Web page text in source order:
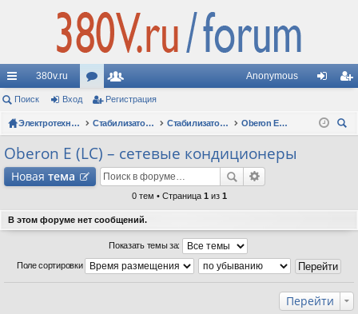
с
ы
лк
380v.ru
ор
ум
ы
ол
ьз
ат
и
Anonymous
д ис
Поиск Вход Регистрация
Электротехнические форумы Стабилизаторы напряжения Стабилизаторы Oberon: вопросы по моделям
Oberon E (LC) – сетевые кондиционеры
Oberon E (LC) – сетевые кондиционеры
Новая тема
0 тем • Страница 1 из 1
В этом форуме нет сообщений.
Показать темы за:
Поле сортировки
Перейти